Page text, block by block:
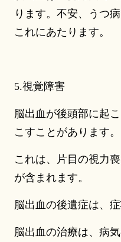
ります。不安、うつ
これにあたります。
5.視覚障害
脳出血が後頭部に起
こすことがあります。
これは、片目の視力
が含まれます。
脳出血の後遺症は、
脳出血の治療は、病